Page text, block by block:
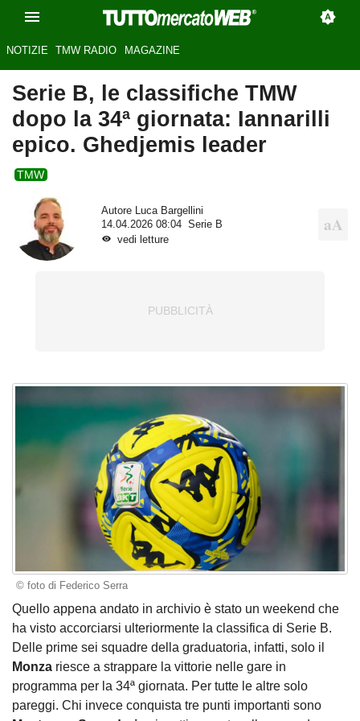
NOTIZIE TMW RADIO MAGAZINE
Serie B, le classifiche TMW
dopo la 34ª giornata: Iannarilli
epico. Ghedjemis leader
TMW
Autore Luca Bargellini
14.04.2026 08:04
Serie B
vedi letture
© foto di Federico Serra
Quello appena andato in archivio è stato un weekend che
ha visto accorciarsi ulteriormente la classifica di Serie B.
Delle prime sei squadre della graduatoria, infatti, solo il
Monza riesce a strappare la vittorie nelle gare in
programma per la 34ª giornata. Per tutte le altre solo
pareggi. Chi invece conquista tre punti importanti sono